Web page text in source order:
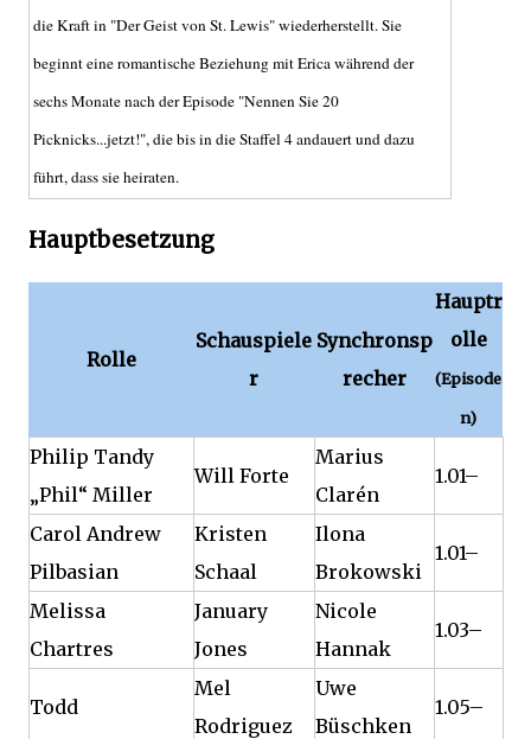
die Kraft in "Der Geist von St. Lewis" wiederherstellt. Sie
beginnt eine romantische Beziehung mit Erica während der
sechs Monate nach der Episode "Nennen Sie 20
Picknicks...jetzt!", die bis in die Staffel 4 andauert und dazu
führt, dass sie heiraten.
Hauptbesetzung
Rolle
Schauspiele
r
Synchronsp
recher
Hauptr
olle
(Episode
n)
Philip Tandy
„Phil“ Miller
Will Forte
Marius
Clarén
1.01–
Carol Andrew
Pilbasian
Kristen
Schaal
Ilona
Brokowski
1.01–
Melissa
Chartres
January
Jones
Nicole
Hannak
1.03–
Todd
Mel
Rodriguez
Uwe
Büschken
1.05–